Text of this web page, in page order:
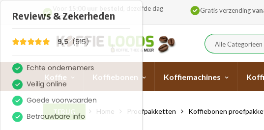
, dezelfde dag
verzonde
Gratis verzending
Alle Categorieën
Koffie Koffiebonen Koffiemachines
TERUG Home Proefpakketten Koffiebonen